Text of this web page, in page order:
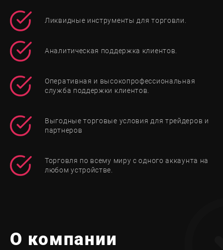
Ликвидные инструменты для торговли.
Аналитическая поддержка клиентов.
Оперативная и высокопрофессиональная
служба поддержки клиентов.
Выгодные торговые условия для трейдеров и
партнеров
Торговля по всему миру с одного аккаунта на
любом устройстве.
О компании